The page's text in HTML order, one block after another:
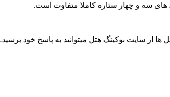
از سایت بوکینگ هتل میتوانید به پاسخ خود برسید.